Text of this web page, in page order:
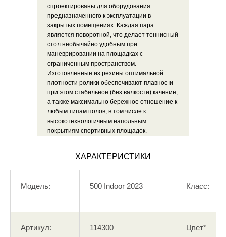
спроектированы для оборудования
предназначенного к эксплуатации в
закрытых помещениях. Каждая пара
является поворотной, что делает теннисный
стол необычайно удобным при
маневрировании на площадках с
ограниченным пространством.
Изготовленные из резины оптимальной
плотности ролики обеспечивают плавное и
при этом стабильное (без валкости) качение,
а также максимально бережное отношение к
любым типам полов, в том числе к
высокотехнологичным напольным
покрытиям спортивных площадок.
ХАРАКТЕРИСТИКИ
Модель: 500 Indoor 2023 Класс:
Артикул: 114300 Цвет*